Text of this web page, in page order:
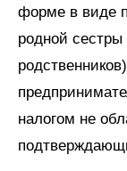
форме в виде
родной
налогом не